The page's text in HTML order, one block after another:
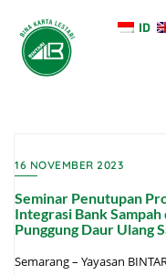
ID
16 NOVEMBER 2023
Seminar Penutupan
Integrasi Bank Sampah
Punggung Daur Ulang
Semarang – Yayasan